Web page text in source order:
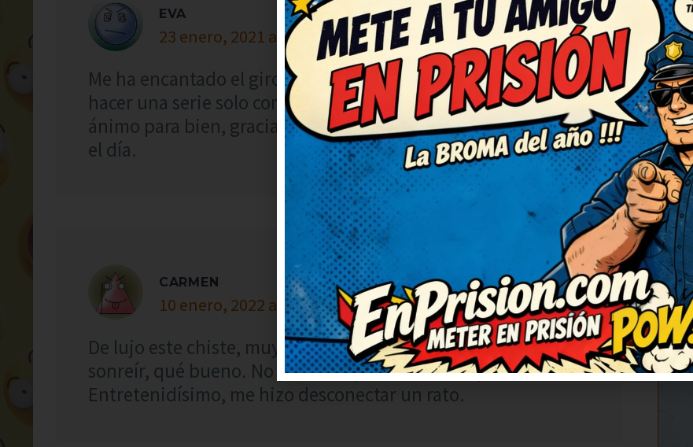
EVA
23 enero, 2021 at 2:52
RESPONDER
Me ha encantado el giro final, súper ingenioso. Deberían
hacer una serie solo con chistes como este. Me ha cambiado el
ánimo para bien, gracias. ¡Más de estos, por favor! Me alegran
el día.
CARMEN
10 enero, 2022 at 12:04
RESPONDER
De lujo este chiste, muy simpático y fresco. No puedo dejar de
sonreír, qué bueno. No puedo dejar de sonreír, qué bueno.
Entretenidísimo, me hizo desconectar un rato.